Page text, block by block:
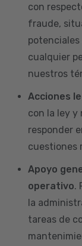
con
fraude,
potenciales
cualquier
nuestros
Acciones
con la ley y
responder
cuestiones
Apoyo
operativo.
la
tareas de